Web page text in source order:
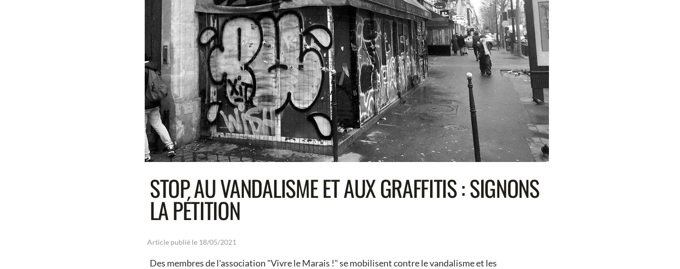
STOP AU VANDALISME ET AUX GRAFFITIS : SIGNONS
LA PÉTITION
Article publié le 18/05/2021
Des membres de l'association "Vivre le Marais !" se mobilisent contre le vandalisme et les